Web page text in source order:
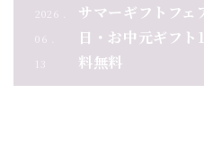
2026 .
06 .
13
サマーギフトフェ
日・お中元ギフ
料無料